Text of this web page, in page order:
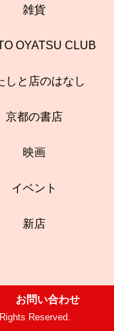
雑貨
OYATSU CLUB
しと店のはなし
京都の書店
映画
イベント
新店
お問い合わせ
Reserved.